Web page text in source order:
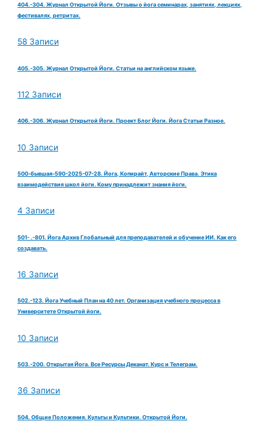
404.-304. Журнал Открытой Йоги. Отзывы о йога семинарах, занятиях, лекциях,
фестивалях, ретритах.
58 Записи
405.-305. Журнал Открытой Йоги. Статьи на английском языке.
112 Записи
406.-306. Журнал Открытой Йоги. Проект Блог Йоги. Йога Статьи Разное.
10 Записи
500-бывшая-590-2025-07-28. Йога, Копирайт, Авторские Права. Этика
взаимодействия школ йоги. Кому принадлежит знания йоги.
4 Записи
501- .-801. Йога Архив Глобальный для преподавателей и обучение ИИ. Как его
создавать.
16 Записи
502.-123. Йога Учебный План на 40 лет. Организация учебного процесса в
Университете Открытой йоги.
10 Записи
503.-200. Открытая Йога. Все Ресурсы Деканат. Курс и Телеграм.
36 Записи
504. Общие Положения. Культы и Культики. Открытой Йоги.